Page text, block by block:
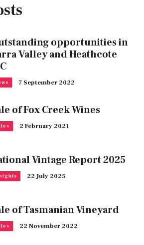
opportunities in
Valley and Heathcote
7 September 2022
of Fox Creek Wines
2 February 2021
Vintage Report 2025
22 July 2025
of Tasmanian Vineyard
22 November 2022